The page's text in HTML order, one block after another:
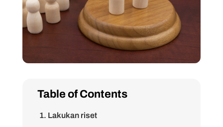
Table of Contents
1. Lakukan riset